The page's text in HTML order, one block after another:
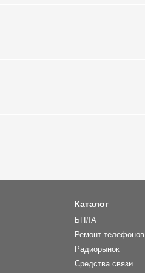
Каталог
БПЛА
Ремонт телефонов
Радиорынок
Средства связи